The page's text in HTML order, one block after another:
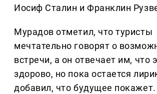
Иосиф Сталин и Франклин
Мурадов отметил, что туристы
мечтательно говорят о
встречи, а он отвечает им, что
здорово, но пока остается
добавил, что будущее покажет.